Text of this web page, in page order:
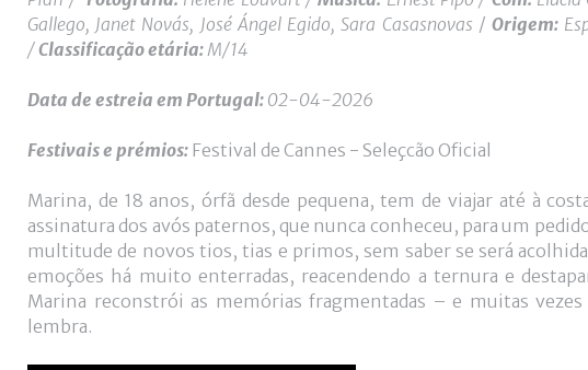
Gallego, Janet Novás, José Ángel Egido, Sara Casasnovas /Origem:
/Classificação etária:M/14
Data de estreia em Portugal: 02-04-2026
Festivais e prémios: Festival de Cannes - Seleçcão Oficial
Marina, de 18 anos, órfã desde pequena, tem de viajar até à
assinatura dos avós paternos, que nunca conheceu, para um
multitude de novos tios, tias e primos, sem saber se será
emoções há muito enterradas, reacendendo a ternura e
Marina reconstrói as memórias fragmentadas – e muitas
lembra.